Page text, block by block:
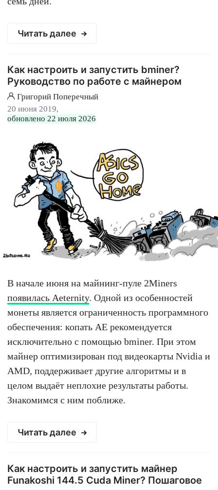
Читать далее
Как настроить и запустить bminer?
Руководство по работе с майнером
Григорий Поперечный
20 июня 2019,
обновлено 22 июля 2026
В начале июня на майнинг-пуле 2Miners
появилась Aeternity. Одной из особенностей
монеты является ограниченность программного
обеспечения: копать AE рекомендуется
исключительно с помощью bminer. При этом
майнер оптимизирован под видеокарты Nvidia и
AMD, поддерживает другие алгоритмы и в
целом выдаёт неплохие результаты работы.
Знакомимся с ним поближе.
Читать далее
Как настроить и запустить майнер
Funakoshi 144.5 Cuda Miner? Пошаговое